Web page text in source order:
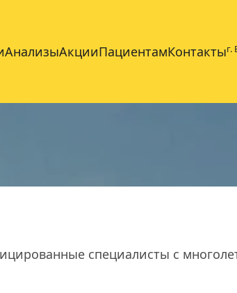
АнализыАкцииПациентамКонтактыг.
специалисты с